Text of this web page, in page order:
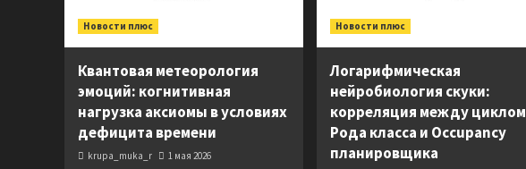
Новости плюс
Квантовая метеорология
эмоций: когнитивная
нагрузка аксиомы в условиях
дефицита времени
krupa_muka_r 1 мая 2026
Новости плюс
Логарифмическая
нейробиология скуки:
корреляция между циклом
Рода класса и Occupancy
планировщика